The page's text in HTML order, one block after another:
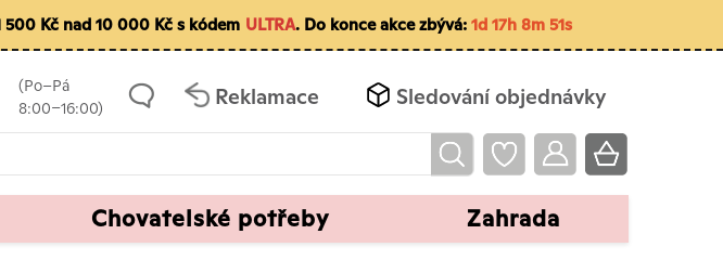
Kč nad 10 000 Kč s kódem ULTRA. Do konce akce zbývá: 1d 17h 8m 50s
(Po–Pá
8:00–16:00)
Reklamace Sledování objednávky
Chovatelské potřeby Zahrada